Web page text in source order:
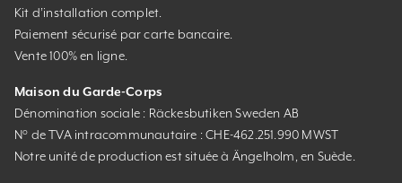
Kit d’installation complet.
Paiement sécurisé par carte bancaire.
Vente 100% en ligne.
Maison du Garde-Corps
Dénomination sociale : Räckesbutiken Sweden AB
N° de TVA intracommunautaire : CHE-462.251.990 MWST
Notre unité de production est située à Ängelholm, en Suède.